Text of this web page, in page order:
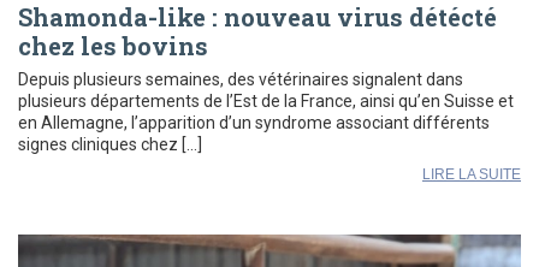
Shamonda-like : nouveau virus détécté
chez les bovins
Depuis plusieurs semaines, des vétérinaires signalent dans
plusieurs départements de l’Est de la France, ainsi qu’en Suisse et
en Allemagne, l’apparition d’un syndrome associant différents
signes cliniques chez […]
LIRE LA SUITE